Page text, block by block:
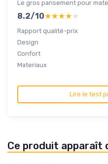
Le gros pansement pour
8.2/10★★★★★
★★★★★
Rapport qualité-prix
Design
Confort
Materiaux
Lire le test
Ce produit apparaît